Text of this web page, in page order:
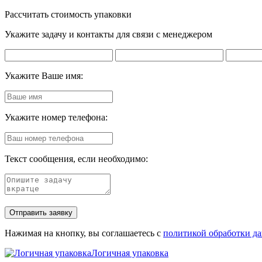
Рассчитать стоимость упаковки
Укажите задачу и контакты для связи с менеджером
Укажите Ваше имя:
Укажите номер телефона:
Текст сообщения, если необходимо:
Нажимая на кнопку, вы соглашаетесь с политикой обработки
Логичная упаковка